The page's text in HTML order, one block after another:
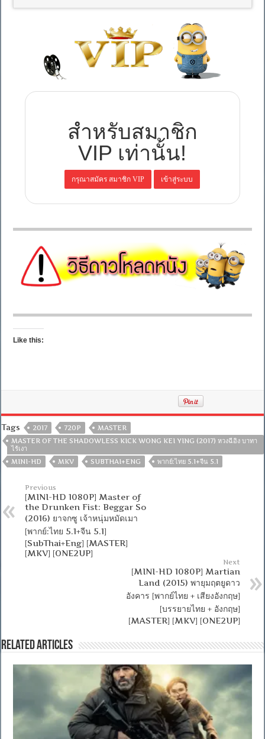
สำหรับสมาชิก
VIP เท่านั้น!
Like this:
Tags 2017 720P
MASTER
MASTER OF THE SHADOWLESS KICK WONG KEI YING (2017) หวงฉีอิง บาทา
ไร้เงา
MINI-HD
MKV SUBTHAI+ENG พากย์:ไทย 5.1+จีน 5.1
Previous
[MINI-HD 1080P] Master of
the Drunken Fist: Beggar So
(2016) ยาจกซู เจ้าหนุ่มหมัดเมา
[พากย์:ไทย 5.1+จีน 5.1]
[SubThai+Eng] [MASTER]
[MKV] [ONE2UP]
Next
[MINI-HD 1080P] Martian
Land (2015) พายุมฤตยูดาว
อังคาร [พากย์ไทย + เสียงอังกฤษ]
[บรรยายไทย + อังกฤษ]
[MASTER] [MKV] [ONE2UP]
Related Articles